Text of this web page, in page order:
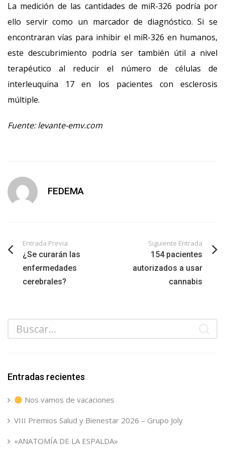
La medición de las cantidades de miR-326 podría por
ello servir como un marcador de diagnóstico. Si se
encontraran vías para inhibir el miR-326 en humanos,
este descubrimiento podría ser también útil a nivel
terapéutico al reducir el número de células de
interleuquina 17 en los pacientes con esclerosis
múltiple.
Fuente: levante-emv.com
FEDEMA
Entrada Previa
¿Se curarán las
enfermedades
cerebrales?
Siguiente Entrada
154 pacientes
autorizados a usar
cannabis
Entradas recientes
Nos vamos de vacaciones
VIII Premios Salud y Bienestar 2026 – Grupo Joly
«ANATOMÍA DE LA ESPALDA»